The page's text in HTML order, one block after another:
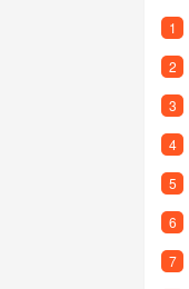
1
2
3
4
5
6
7